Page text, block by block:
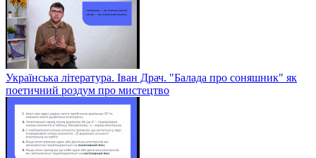
Українська література. Іван Драч. "Балада про соняшник" як
поетичний роздум про мистецтво